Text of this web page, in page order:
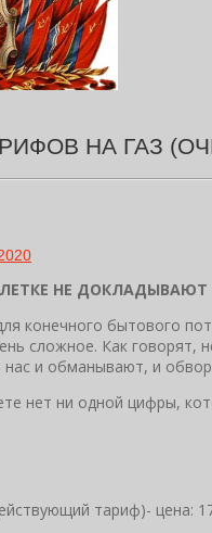
НА ГАЗ
НЕ
конечного бытового
сложное. Как говорят,
и обманывают, и
нет ни одной цифры,
тариф)- цена: